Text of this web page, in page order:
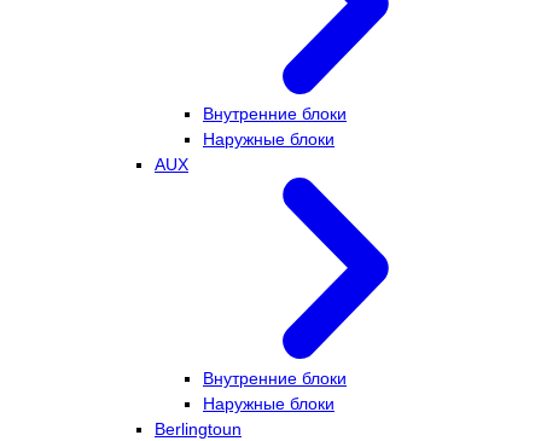
Внутренние блоки
Наружные блоки
AUX
Внутренние блоки
Наружные блоки
Berlingtoun